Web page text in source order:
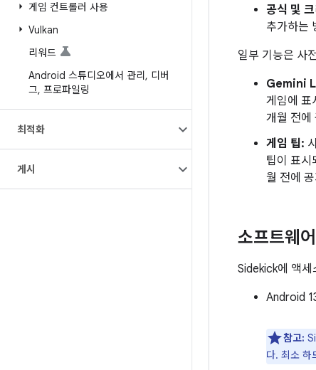
게임 컨트롤러 사용
Vulkan
리워드
Android 스튜디오에서 관리, 디버
그, 프로파일링
최적화
게시
공식 및
추가하는
일부 기능은 사
Gemini
게임에 표
개월 전에
게임 팁:
팁이 표시
월 전에
소프트웨
Sidekick에 액
Android
참고:
다. 최소 하